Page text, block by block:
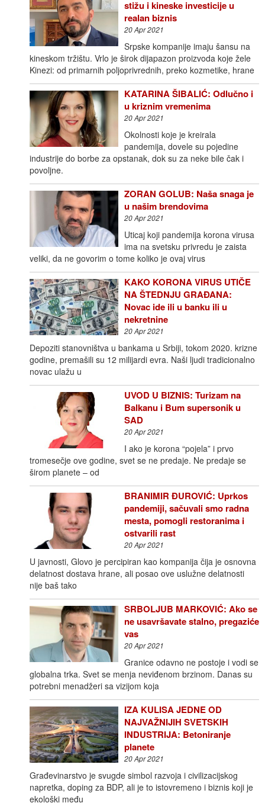
stižu i kineske investicije u
realan biznis
20 Apr 2021
Srpske kompanije imaju šansu na
kineskom tržištu. Vrlo je širok dijapazon proizvoda koje žele
Kinezi: od primarnih poljoprivrednih, preko kozmetike, hrane
KATARINA ŠIBALIĆ: Odlučno i
u kriznim vremenima
20 Apr 2021
Okolnosti koje je kreirala
pandemija, dovele su pojedine
industrije do borbe za opstanak, dok su za neke bile čak i
povoljne.
ZORAN GOLUB: Naša snaga je
u našim brendovima
20 Apr 2021
Uticaj koji pandemija korona virusa
ima na svetsku privredu je zaista
veliki, da ne govorim o tome koliko je ovaj virus
KAKO KORONA VIRUS UTIČE
NA ŠTEDNJU GRAĐANA:
Novac ide ili u banku ili u
nekretnine
20 Apr 2021
Depoziti stanovništva u bankama u Srbiji, tokom 2020. krizne
godine, premašili su 12 milijardi evra. Naši ljudi tradicionalno
novac ulažu u
UVOD U BIZNIS: Turizam na
Balkanu i Bum supersonik u
SAD
20 Apr 2021
I ako je korona “pojela” i prvo
tromesečje ove godine, svet se ne predaje. Ne predaje se
širom planete – od
BRANIMIR ĐUROVIĆ: Uprkos
pandemiji, sačuvali smo radna
mesta, pomogli restoranima i
ostvarili rast
20 Apr 2021
U javnosti, Glovo je percipiran kao kompanija čija je osnovna
delatnost dostava hrane, ali posao ove uslužne delatnosti
nije baš tako
SRBOLJUB MARKOVIĆ: Ako se
ne usavršavate stalno, pregaziće
vas
20 Apr 2021
Granice odavno ne postoje i vodi se
globalna trka. Svet se menja neviđenom brzinom. Danas su
potrebni menadžeri sa vizijom koja
IZA KULISA JEDNE OD
NAJVAŽNIJIH SVETSKIH
INDUSTRIJA: Betoniranje
planete
20 Apr 2021
Građevinarstvo je svugde simbol razvoja i civilizacijskog
napretka, doping za BDP, ali je to istovremeno i biznis koji je
ekološki među